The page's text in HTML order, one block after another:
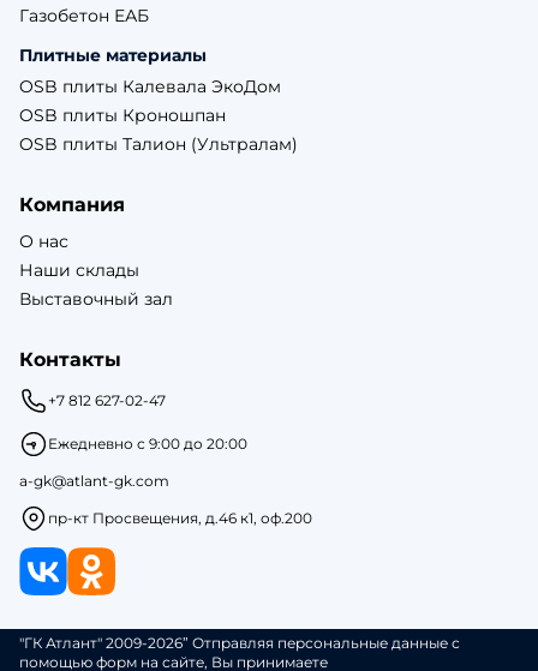
Газобетон ЕАБ
Плитные материалы
OSB плиты Калевала ЭкоДом
OSB плиты Кроношпан
OSB плиты Талион (Ультралам)
Компания
О нас
Наши склады
Выставочный зал
Контакты
+7 812 627-02-47
Ежедневно с 9:00 до 20:00
a-gk@atlant-gk.com
пр-кт Просвещения, д.46 к1, оф.200
"ГК Атлант" 2009-2026” Отправляя персональные данные с
помощью форм на сайте, Вы принимаете